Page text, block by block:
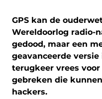
GPS kan de
Wereldoorlog radio-
gedood, maar een
geavanceerde
terugkeer vrees voor
gebreken die
hackers.